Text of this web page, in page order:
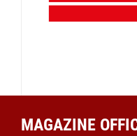
MAGAZINE